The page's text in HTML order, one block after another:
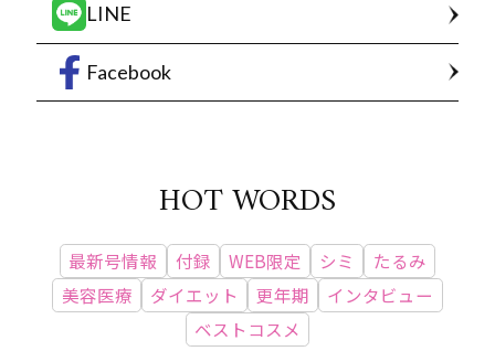
LINE
Facebook
HOT WORDS
最新号情報 付録 WEB限定 シミ
たるみ
美容医療
ダイエット 更年期
インタビュー
ベストコスメ